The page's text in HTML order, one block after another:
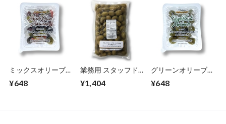
ミックスオリーブの
２５ｇ
¥648
業務用 スタッフド
500g
¥1,404
グリーンオリーブの
２５ｇ
¥648